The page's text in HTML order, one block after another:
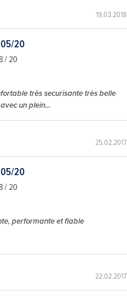
19.03.2018
20
/ 20
très securisante très belle
un plein...
25.02.2017
20
/ 20
performante et fiable
22.02.2017